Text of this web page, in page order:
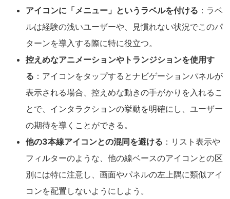
アイコンに「メニュー」というラベルを付ける ：ラベ
ルは経験の浅いユーザーや、見慣れない状況でこのパ
ターンを導入する際に特に役立つ。
控えめなアニメーションやトランジションを使用す
る ：アイコンをタップするとナビゲーションパネルが
表示される場合、控えめな動きの手がかりを入れるこ
とで、インタラクションの挙動を明確にし、ユーザー
の期待を導くことができる。
他の3本線アイコンとの混同を避ける ：リスト表示や
フィルターのような、他の線ベースのアイコンとの区
別には特に注意し、画面やパネルの左上隅に類似アイ
コンを配置しないようにしよう。